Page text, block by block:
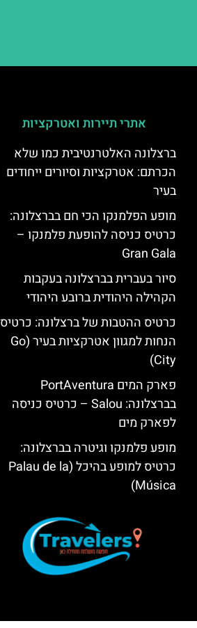
אתרי תיירות ואטרקציות
ברצלונה האלטרנטיבית כמו שלא
הכרתם: אטרקציות וסיורים ייחודים
בעיר
מופע הפלמנקו הכי חם בברצלונה:
כרטיס כניסה להופעת פלמנקו –
Gran Gala
סיור בעברית בברצלונה בעקבות
הקהילה היהודית ברובע היהודי
כרטיס ההטבות של ברצלונה: כרטיס
הנחות למגוון אטרקציות בעיר (Go
City)
פארק המים PortAventura
בברצלונה: Salou – כרטיס כניסה
לפארק מים
מופע פלמנקו וגיטרה בברצלונה:
כרטיס למופע בהיכל (Palau de la
Música)